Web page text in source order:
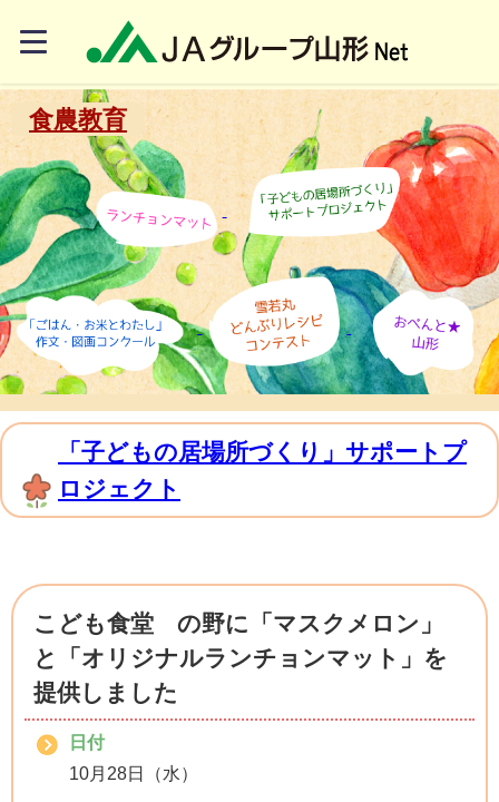
食農教育
「子どもの居場所づくり」サポートプ
ロジェクト
こども食堂 の野に「マスクメロン」
と「オリジナルランチョンマット」を
提供しました
日付
10月28日（水）